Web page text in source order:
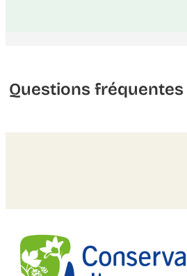
Questions fréquentes